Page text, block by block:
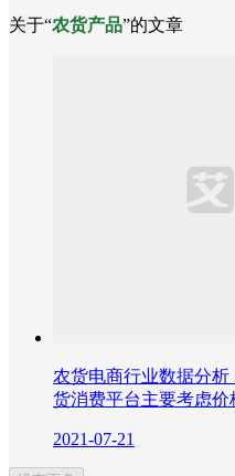
关于“农货产品”的文章
农货电商行业数据分析
货消费平台主要考虑价
2021-07-21